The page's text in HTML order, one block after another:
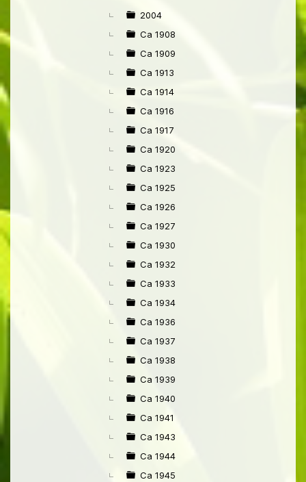
►
2004
Ca 1908
Ca 1909
Ca 1913
Ca 1914
Ca 1916
Ca 1917
Ca 1920
Ca 1923
Ca 1925
Ca 1926
Ca 1927
Ca 1930
Ca 1932
Ca 1933
Ca 1934
Ca 1936
Ca 1937
Ca 1938
Ca 1939
Ca 1940
Ca 1941
Ca 1943
Ca 1944
Ca 1945